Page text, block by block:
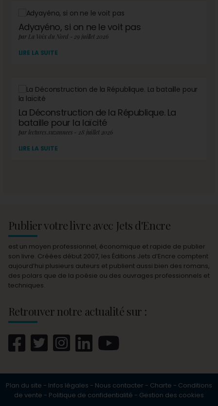
Adyayéno, si on ne le voit pas
par La Voix du Nord - 29 juillet 2026
LIRE LA SUITE
La Déconstruction de la République. La
bataille pour la laïcité
par lectures.suzannees - 28 juillet 2026
LIRE LA SUITE
Publier votre livre avec Jets d'Encre
est un moyen professionnel, économique et rapide de publier
son livre. Créées début 2007, les Éditions Jets d’Encre comptent
aujourd’hui plusieurs auteurs et publient aussi bien des romans,
des polars que de la poésie ou des ouvrages professionnels et
techniques.
Retrouver notre actualité sur :
Plan du site - Infos légales - Nous contacter - Charte - Conditions
de vente - Politique de confidentialité - Gestion des cookies